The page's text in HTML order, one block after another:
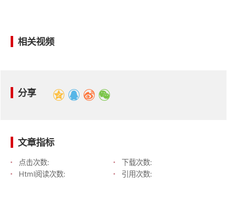
相关视频
分享
文章指标
点击次数:
下载次数:
Html阅读次数:
引用次数: